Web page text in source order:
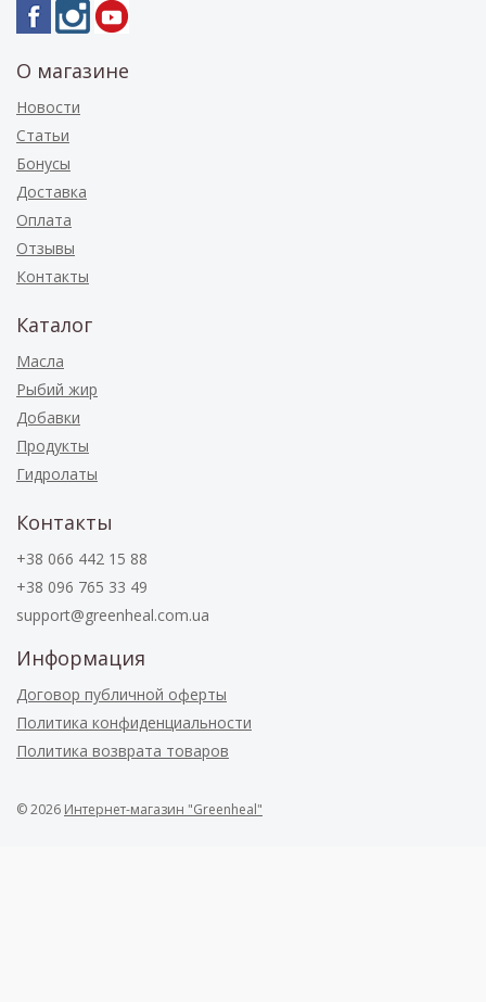
О магазине
Новости
Статьи
Бонусы
Доставка
Оплата
Отзывы
Контакты
Каталог
Масла
Рыбий жир
Добавки
Продукты
Гидролаты
Контакты
+38 066 442 15 88
+38 096 765 33 49
support@greenheal.com.ua
Информация
Договор публичной оферты
Политика конфиденциальности
Политика возврата товаров
© 2026 Интернет-магазин "Greenheal"